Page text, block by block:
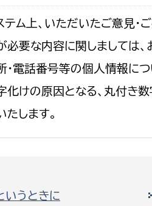
ム上、いただいたご意見・
必要な内容に関しましては
電話番号等の個人情報につ
けの原因となる、丸付き
たします。
いうときに